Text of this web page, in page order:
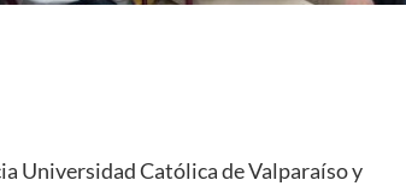
Universidad Católica de Valparaíso y